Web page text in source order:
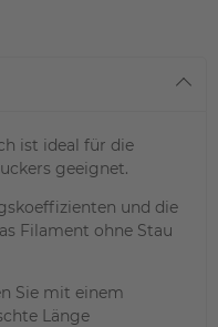
ist ideal für die
geeignet.
und die
Filament ohne Stau
Sie mit einem
Länge